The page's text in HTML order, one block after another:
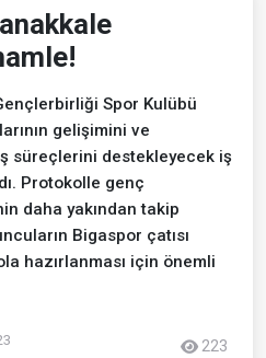
Spor Kulübü
gelişimini ve
süreçlerini destekleyecek iş
Protokolle genç
daha yakından takip
Bigaspor çatısı
hazırlanması için önemli
223